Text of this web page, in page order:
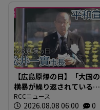
【広島原爆の日】「大国の
横暴が繰り返されている」
広島市・松井市長 世界の
為政者に核兵器廃絶への取
RCCニュース
2026.08.08 06:00 0